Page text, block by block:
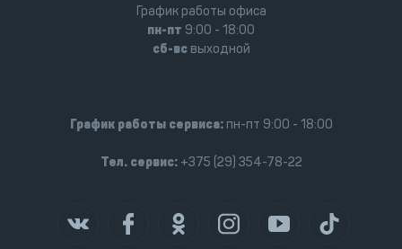
График работы офиса
пн-пт 9:00 - 18:00
сб-всвыходной
График работы сервиса:пн-пт 9:00 - 18:00
Тел. сервис:+375 (29) 354-78-22